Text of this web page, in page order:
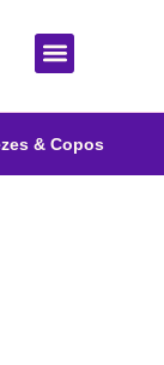
& Copos